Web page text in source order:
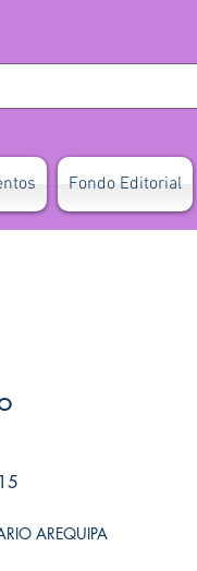
Fondo Editorial
AREQUIPA